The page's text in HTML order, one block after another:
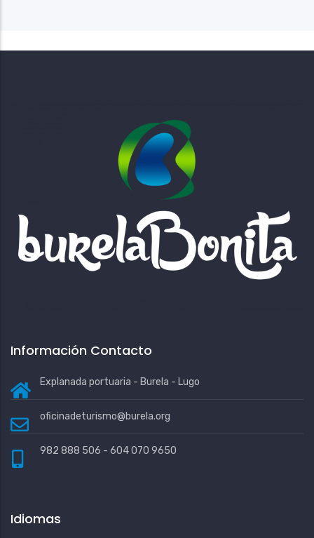
Información Contacto
Explanada portuaria - Burela - Lugo
oficinadeturismo@burela.org
982 888 506 - 604 070 9650
Idiomas